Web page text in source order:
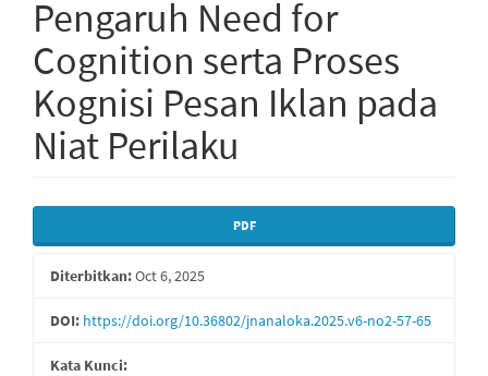
Pengaruh Need for
Cognition serta Proses
Kognisi Pesan Iklan pada
Niat Perilaku
Bilah
Samping
Artikel
PDF
Diterbitkan:Oct 6, 2025
DOI: https://doi.org/10.36802/jnanaloka.2025.v6-no2-57-65
Kata Kunci: